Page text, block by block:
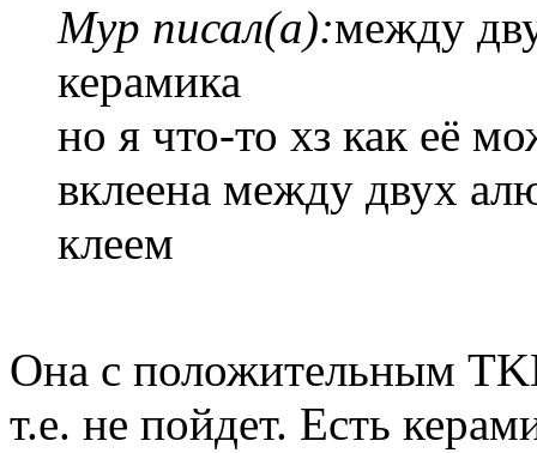
Myp писал(а):между
керамика
но я что-то хз как её
вклеена между двух
клеем
Она с положительным
т.е. не пойдет. Есть